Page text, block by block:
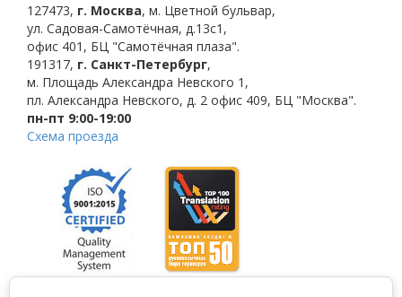
127473, г. Москва, м. Цветной бульвар,
ул. Садовая-Самотёчная, д.13с1,
офис 401, БЦ "Самотёчная плаза".
191317, г. Санкт-Петербург,
м. Площадь Александра Невского 1 ,
пл. Александра Невского, д. 2 офис 409, БЦ "Москва".
пн-пт 9:00-19:00
Схема проезда